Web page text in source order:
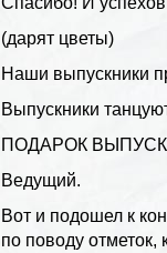
(дарят цветы)
Наши выпускники
Выпускники
ПОДАРОК
Ведущий.
Вот и подошел к
по поводу